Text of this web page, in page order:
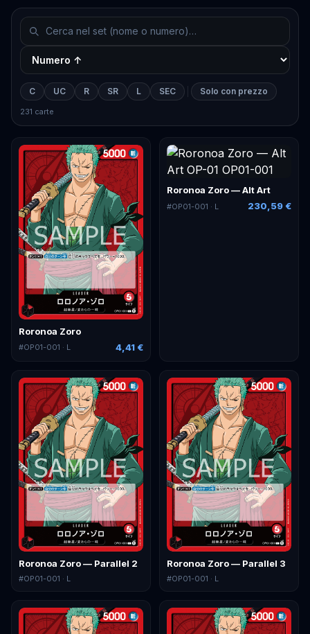
C UC R SR L SEC Solo con prezzo
231 carte
Roronoa Zoro
#OP01-001 · L 4,41 €
Roronoa Zoro — Alt Art
#OP01-001 · L 230,59 €
Roronoa Zoro — Parallel 2
#OP01-001 · L
Roronoa Zoro — Parallel 3
#OP01-001 · L